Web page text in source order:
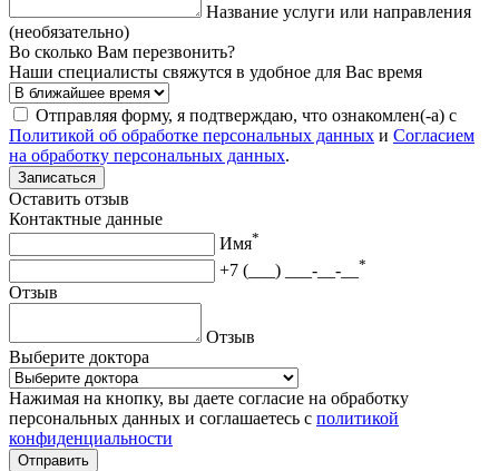
Название услуги или направления
(необязательно)
Во сколько Вам перезвонить?
Наши специалисты свяжутся в удобное для Вас время
Отправляя форму, я подтверждаю, что ознакомлен(-а) с
Политикой об обработке персональных данных и Согласием
на обработку персональных данных.
Записаться
Оставить отзыв
Контактные данные
Имя*
+7 (___) ___-__-__ *
Отзыв
Отзыв
Выберите доктора
Нажимая на кнопку, вы даете согласие на обработку
персональных данных и соглашаетесь с политикой
конфиденциальности
Отправить